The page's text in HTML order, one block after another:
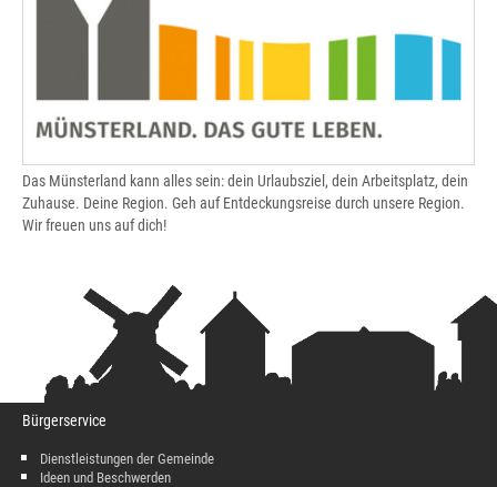
Das Münsterland kann alles sein: dein Urlaubsziel, dein Arbeitsplatz, dein
Zuhause. Deine Region. Geh auf Entdeckungsreise durch unsere Region.
Wir freuen uns auf dich!
Bürgerservice
Dienstleistungen der Gemeinde
Ideen und Beschwerden